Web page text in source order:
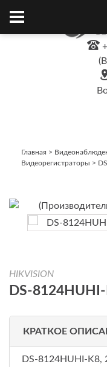
Главная >
Видеорегистраторы >
HIKVISION
DS-
КРАТКОЕ
DS-8124HUHI-K8,